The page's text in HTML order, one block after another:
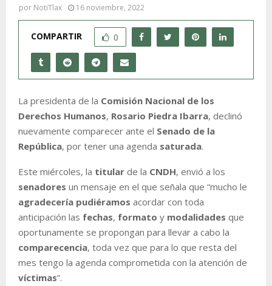
por NotiTlax 16 noviembre, 2022
COMPARTIR 0
La presidenta de la Comisión Nacional de los
Derechos Humanos, Rosario Piedra Ibarra, declinó
nuevamente comparecer ante el Senado de la
República, por tener una agenda saturada.
Este miércoles, la titular de la CNDH, envió a los
senadores un mensaje en el que señala que “mucho le
agradecería pudiéramos acordar con toda
anticipación las fechas, formato y modalidades que
oportunamente se propongan para llevar a cabo la
comparecencia, toda vez que para lo que resta del
mes tengo la agenda comprometida con la atención de
víctimas”.